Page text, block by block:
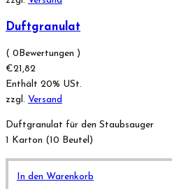
Duftgranulat
( 0Bewertungen )
€21,82
Enthält 20% USt.
zzgl. Versand
Duftgranulat für den Staubsauger
1 Karton (10 Beutel)
In den Warenkorb